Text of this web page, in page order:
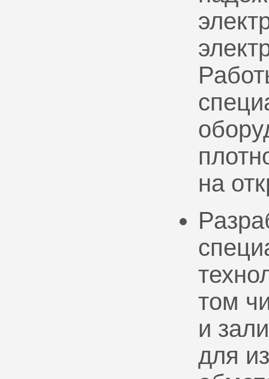
на
том
и
для